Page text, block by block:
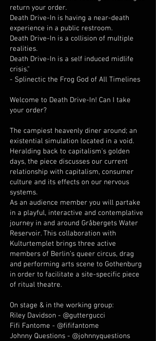
return your order.
Death Drive-In is having a near-death
experience in a public restroom.
Death Drive-In is a collision of multiple
realities.
Death Drive-In is a self induced midlife
crisis."
- Splinectic the Frog God of All Timelines
Welcome to Death Drive-In! Can I take
your order?
The campiest heavenly diner around; an
existential simulation located in a void.
Heralding back to capitalism's golden
days, the piece discusses our current
relationship with capitalism, consumer
culture and its effects on our nervous
systems.
As an audience member you will partake
in a playful, interactive and contemplative
journey in and around Gråbergets Water
Reservoir. This collaboration with
Kulturtemplet brings three active
members of Berlin’s queer circus, drag
and performing arts scene to Gothenburg
in order to facilitate a site-specific piece
of ritual theatre.
On stage & in the working group:
Riley Davidson - @guttergucci
Fifi Fantome - @fififantome
Johnny Questions - @johnnyquestions